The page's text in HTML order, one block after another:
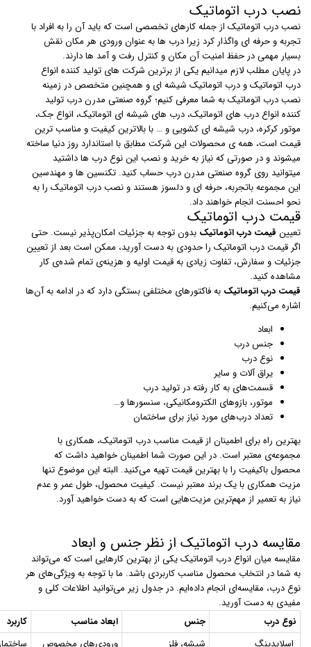
نصب درب اتوماتیک
نصب درب اتوماتیک از جمله کارهای تخصصی است که باید آن را به افراد با
تجربه و حرفه ای واگذار کرد زیرا درب ها به عنوان ورودی هر مکان نقش
بسیار مهمی در حفظ امنیت آن مکان و کنترل رفت و آمد ها دارند.
در پایان مطلب لازم میدانیم یکی از برترین شرکت های تولید کننده انواع
درب اتوماتیک و درب اتوماتیک شیشه ای و همچنین متخصص در زمینه
نصب درب اتوماتیک به شما معرفی کنیم؛ گروه صنعتی مدرن درب تولید
کننده انواع درب های اتوماتیک، درب های شیشه ای اتوماتیک، انواع جک،
موتور کرکره، درب شیشه ای کشویی و … با بالاترین کیفیت و مناسب ترین
قیمت است، همه ی محصولات این شرکت مطابق با استاندارد روز دنیا ساخته
میشوند و در صورتی که نیاز به خرید و نصب این نوع درب ها داشتید
میتوانید روی گروه صنعتی مدرن درب حساب کنید. تکنسین ها و مهندسین
این مجموعه باتجربه، حرفه ای و دلسوز هستند و نصب درب اتوماتیک را به
نحو احسنت انجام خواهند داد.
قیمت درب اتوماتیک
تعیین قیمت درب اتوماتیک بدون توجه به جزئیات امکان‌پذیر نیست. حتی
اگر قیمت درب اتوماتیک را حدودی به دست آورید،‌ ممکن است بعد از تعیین
جزئیات و سفارش، تفاوت زیادی به قیمت اولیه و هزینه‌ی تمام شده‌ی کار
مشاهده کنید.
قیمت درب اتوماتیک به فاکتورهای مختلفی بستگی دارد که در ادامه به آن‌ها
اشاره می‌کنیم.
ابعاد
جنس درب
نوع درب
یراق آلات و سایر
قسمت‌های به کار رفته در تولید درب
موتور،‌ بازوهای الکترومکانیکی، سنسورها و…
تعداد درب‌های مورد نیاز برای ساختمان
بهترین راه برای اطمینان از قیمت مناسب درب اتوماتیک، همکاری با
مجموعه‌ی معتبر است. در این صورت شما اطمینان خواهید داشت که
محصول باکیفیت را با بهترین قیمت تهیه می‌کنید. البته این موضوع تنها
مزیت همکاری با یک برند معتبر نیست. کیفیت محصول، طول عمر و عدم
نیاز به تعمیر از مهم‌ترین مزیت‌هایی است که به دست خواهید آورد.
مقایسه درب اتوماتیک از نظر جنس و ابعاد
مقایسه میان انواع درب اتوماتیک یکی از بهترین کارهایی است که می‌تواند
به شما در انتخاب محصول مناسب کاربردی باشد. ما با توجه به ویژگی‌های هر
نوع درب، مقایسه‌ای انجام داده‌ایم. در جدول زیر می‌توانید اطلاعات کلی و
مفیدی به دست آورید.
نوع درب
جنس ابعاد مناسب
کاربرد